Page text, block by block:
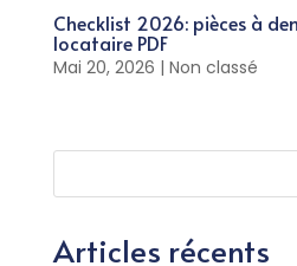
Checklist 2026: pièces à
locataire PDF
Mai 20, 2026 | Non classé
Articles récents